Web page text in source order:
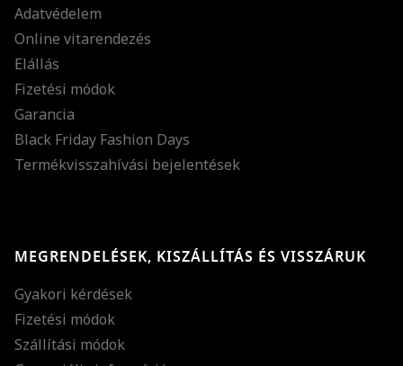
Adatvédelem
Online vitarendezés
Elállás
Fizetési módok
Garancia
Black Friday Fashion Days
Termékvisszahívási bejelentések
MEGRENDELÉSEK, KISZÁLLÍTÁS ÉS VISSZÁRUK
Gyakori kérdések
Fizetési módok
Szállítási módok